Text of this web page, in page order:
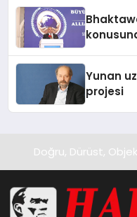
Yunan
projesi
Doğru, Dürüst,